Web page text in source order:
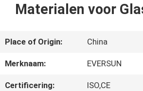
VR-
SHOW
Materialen voor
Place of Origin: China
Merknaam: EVERSUN
Certificering: ISO,CE